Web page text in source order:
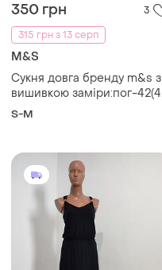
350 грн
3
315 грн з 13 серп
M&S
Сукня довга бренду m&s з
вишивкою заміри:пог-42(45)
см,пот-36 см , довжина
S-M